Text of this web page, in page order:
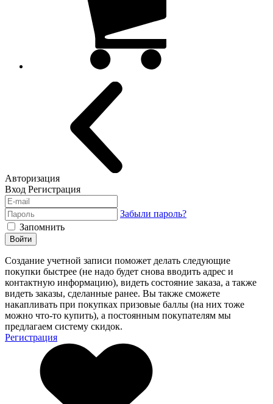
Авторизация
Вход Регистрация
Забыли пароль?
Запомнить
Войти
Создание учетной записи поможет делать следующие
покупки быстрее (не надо будет снова вводить адрес и
контактную информацию), видеть состояние заказа, а также
видеть заказы, сделанные ранее. Вы также сможете
накапливать при покупках призовые баллы (на них тоже
можно что-то купить), а постоянным покупателям мы
предлагаем систему скидок.
Регистрация